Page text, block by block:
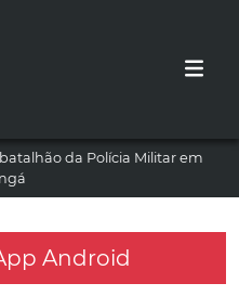
da Polícia Militar em
Android